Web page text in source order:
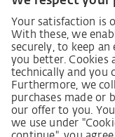
Karriere